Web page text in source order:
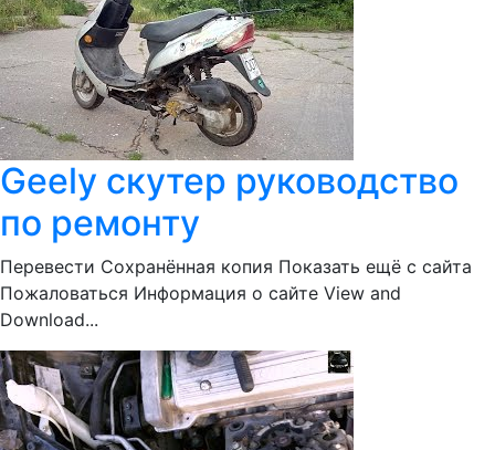
Geely скутер руководство
по ремонту
Перевести Сохранённая копия Показать ещё с сайта
Пожаловаться Информация о сайте View and
Download...